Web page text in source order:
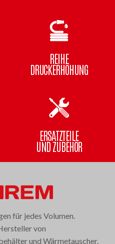
REIHE
DRUCKERHÖHUNG
ERSATZTEILE
UND ZUBEHÖR
für jedes Volumen.
von
und Wärmetauscher.